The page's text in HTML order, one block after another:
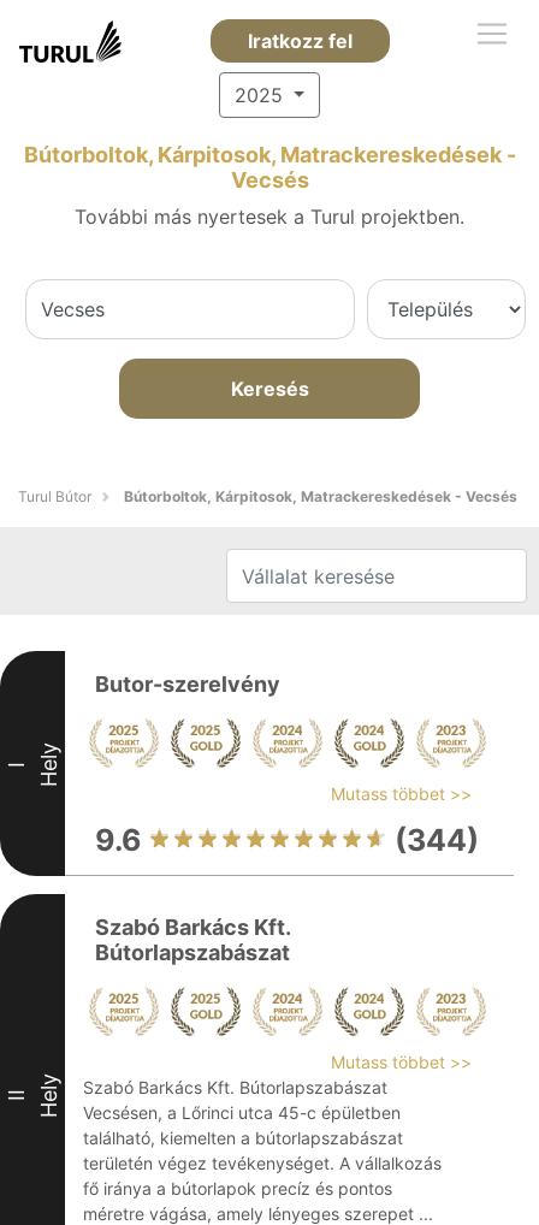
Iratkozz fel
2025
Bútorboltok, Kárpitosok, Matrackereskedések -
Vecsés
További más nyertesek a Turul projektben.
Keresés
Turul Bútor Bútorboltok, Kárpitosok, Matrackereskedések - Vecsés
I Hely
Butor-szerelvény
Mutass többet >>
9.6 (344)
II Hely
Szabó Barkács Kft.
Bútorlapszabászat
Mutass többet >>
Szabó Barkács Kft. Bútorlapszabászat
Vecsésen, a Lőrinci utca 45-c épületben
található, kiemelten a bútorlapszabászat
területén végez tevékenységet. A vállalkozás
fő iránya a bútorlapok precíz és pontos
méretre vágása, amely lényeges szerepet ...